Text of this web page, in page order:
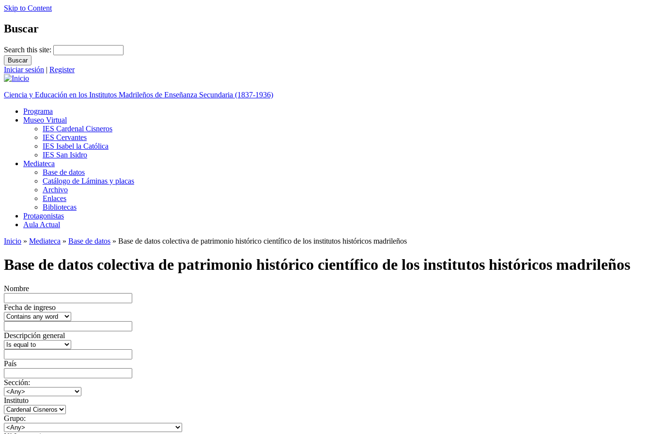
Skip to Content
Buscar
Search this site:
Iniciar sesión | Register
Ciencia y Educación en los Institutos Madrileños de Enseñanza Secundaria (1837-1936)
Programa
Museo Virtual
IES Cardenal Cisneros
IES Cervantes
IES Isabel la Católica
IES San Isidro
Mediateca
Base de datos
Catálogo de Láminas y placas
Archivo
Enlaces
Bibliotecas
Protagonistas
Aula Actual
Inicio » Mediateca » Base de datos » Base de datos colectiva de patrimonio histórico científico de los institutos históricos madrileños
Base de datos colectiva de patrimonio histórico científico de los institutos históricos madrileños
Nombre
Fecha de ingreso
Descripción general
País
Sección:
Instituto
Grupo: